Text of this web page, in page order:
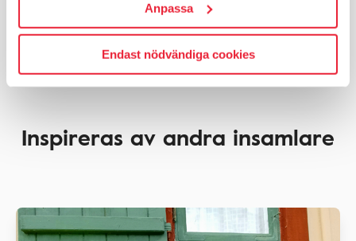
Anpassa
Endast nödvändiga cookies
Tillbaka till förstasidan
Inspireras av andra insamlare